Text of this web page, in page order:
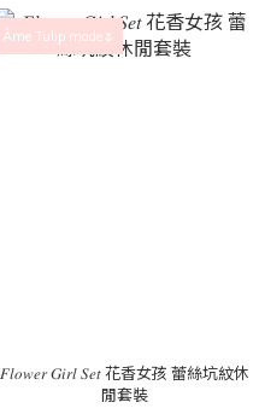
Âme Tulip made🌷
𝐹𝑙𝑜𝑤𝑒𝑟 𝐺𝑖𝑟𝑙 𝑆𝑒𝑡 花香女孩 蕾絲坑紋休
閒套裝